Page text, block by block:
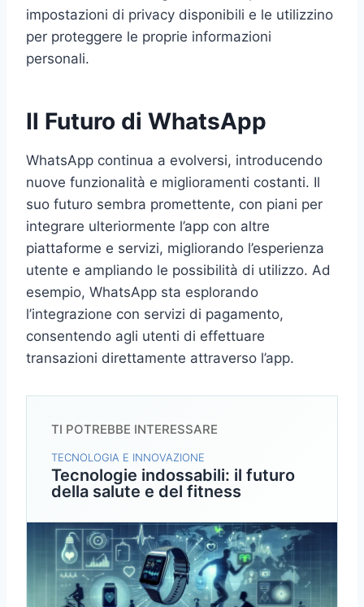
impostazioni di privacy disponibili e le utilizzino
per proteggere le proprie informazioni
personali.
Il Futuro di WhatsApp
WhatsApp continua a evolversi, introducendo
nuove funzionalità e miglioramenti costanti. Il
suo futuro sembra promettente, con piani per
integrare ulteriormente l’app con altre
piattaforme e servizi, migliorando l’esperienza
utente e ampliando le possibilità di utilizzo. Ad
esempio, WhatsApp sta esplorando
l’integrazione con servizi di pagamento,
consentendo agli utenti di effettuare
transazioni direttamente attraverso l’app.
TI POTREBBE INTERESSARE
TECNOLOGIA E INNOVAZIONE
Tecnologie indossabili: il futuro
della salute e del fitness